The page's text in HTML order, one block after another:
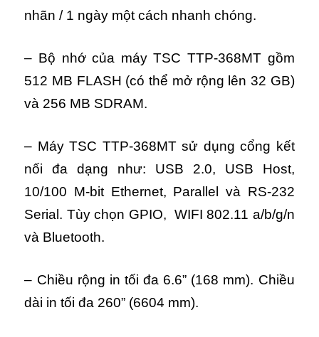
nhãn / 1 ngày một cách nhanh chóng.
– Bộ nhớ của máy TSC TTP-368MT gồm
512 MB FLASH (có thể mở rộng lên 32 GB)
và 256 MB SDRAM.
– Máy TSC TTP-368MT sử dụng cổng kết
nối đa dạng như: USB 2.0, USB Host,
10/100 M-bit Ethernet, Parallel và RS-232
Serial. Tùy chọn GPIO, WIFI 802.11 a/b/g/n
và Bluetooth.
– Chiều rộng in tối đa 6.6” (168 mm). Chiều
dài in tối đa 260” (6604 mm).